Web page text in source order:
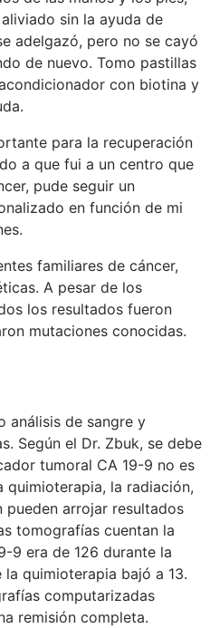
sin la ayuda de
adelgazó, pero no se cayó
de nuevo. Tomo pastillas
con biotina y
para la recuperación
a que fui a un centro que
pude seguir un
en función de mi
familiares de cáncer,
A pesar de los
los resultados fueron
mutaciones conocidas.
análisis de sangre y
Según el Dr. Zbuk, se debe
tumoral CA 19-9 no es
quimioterapia, la radiación,
arrojar resultados
tomografías cuentan la
9 era de 126 durante la
quimioterapia bajó a 13.
computarizadas
remisión completa.